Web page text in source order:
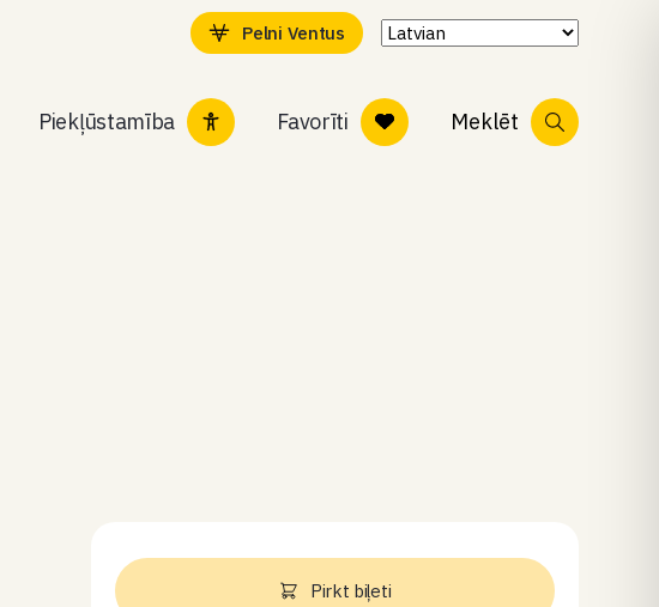
Pelni Ventus
Piekļūstamība Favorīti Meklēt
Pirkt biļeti